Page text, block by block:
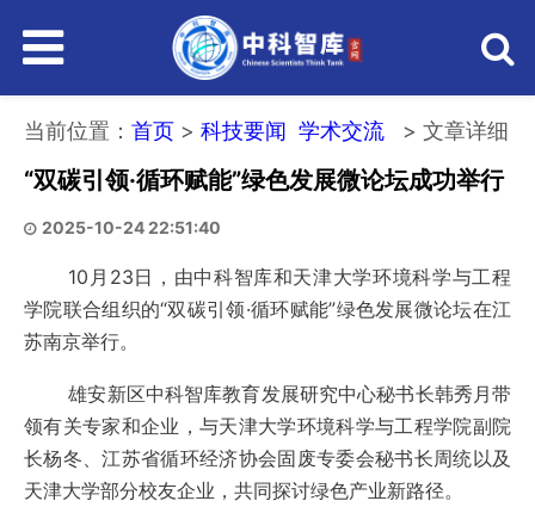
主
菜
单
当前位置： 首页 > 科技要闻 学术交流 > 文章详细
“双碳引领·循环赋能”绿色发展微论坛成功举行
2025-10-24 22:51:40
10月23日，由中科智库和天津大学环境科学与工程
学院联合组织的“双碳引领·循环赋能”绿色发展微论坛在江
苏南京举行。
雄安新区中科智库教育发展研究中心秘书长韩秀月带
领有关专家和企业，与天津大学环境科学与工程学院副院
长杨冬、江苏省循环经济协会固废专委会秘书长周统以及
天津大学部分校友企业，共同探讨绿色产业新路径。